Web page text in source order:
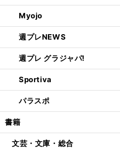
Myojo
週プレNEWS
週プレ グラジャパ!
Sportiva
パラスポ
書籍
文芸・文庫・総合